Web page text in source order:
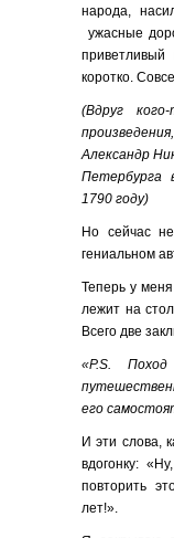
народа,
ужасные
коротко.
(Вдруг
Александр
Петербурга
1790 году)
Но сейчас
гениальном
Теперь у меня
лежит на
Всего две
«P.S. Поход
его
И эти слова,
вдогонку:
повторить
лет!».